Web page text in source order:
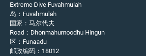
Extreme Dive Fuvahmulah
岛：Fuvahmulah
国家：马尔代夫
Road：Dhonmahumoodhu Hingun
区：Funaadu
邮政编码：18012